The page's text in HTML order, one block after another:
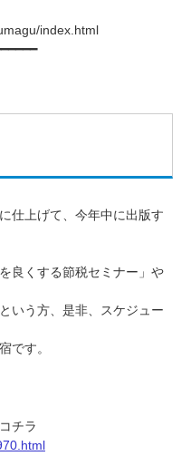
index.html
仕上げて、今年中に出版す
良くする節税セミナー」や
いう方、是非、スケジュー
です。
チラ